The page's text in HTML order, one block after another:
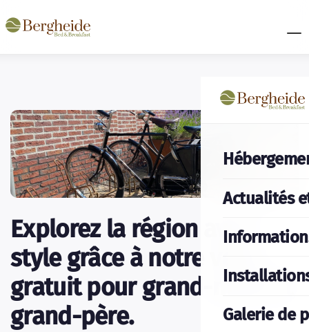
Actualités
Galerie de
Explorez la région avec
style grâce à notre vélo
gratuit pour grand-mère et
grand-père.